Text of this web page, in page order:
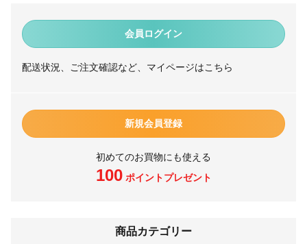
会員ログイン
配送状況、ご注文確認など、マイページはこちら
新規会員登録
初めてのお買物にも使える
100ポイントプレゼント
商品カテゴリー